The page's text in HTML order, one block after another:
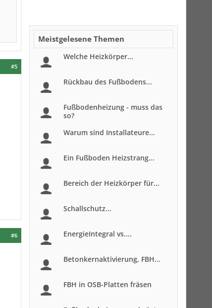
#5
#6
Meistgelesene Themen
Welche Heizkörper...
Rückbau des Fußbodens...
Fußbodenheizung - muss das
so?
Warum sind Installateure...
Ein Fußboden Heizstrang...
Bereich der Heizkörper für...
Schallschutz...
EnergieIntegral vs....
Betonkernaktivierung, FBH...
FBH in OSB-Platten fräsen